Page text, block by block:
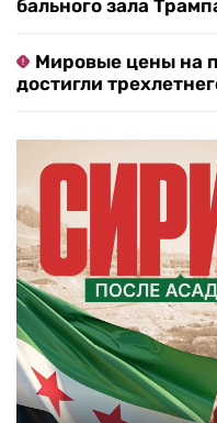
бального зала
Мировые цены на
достигли